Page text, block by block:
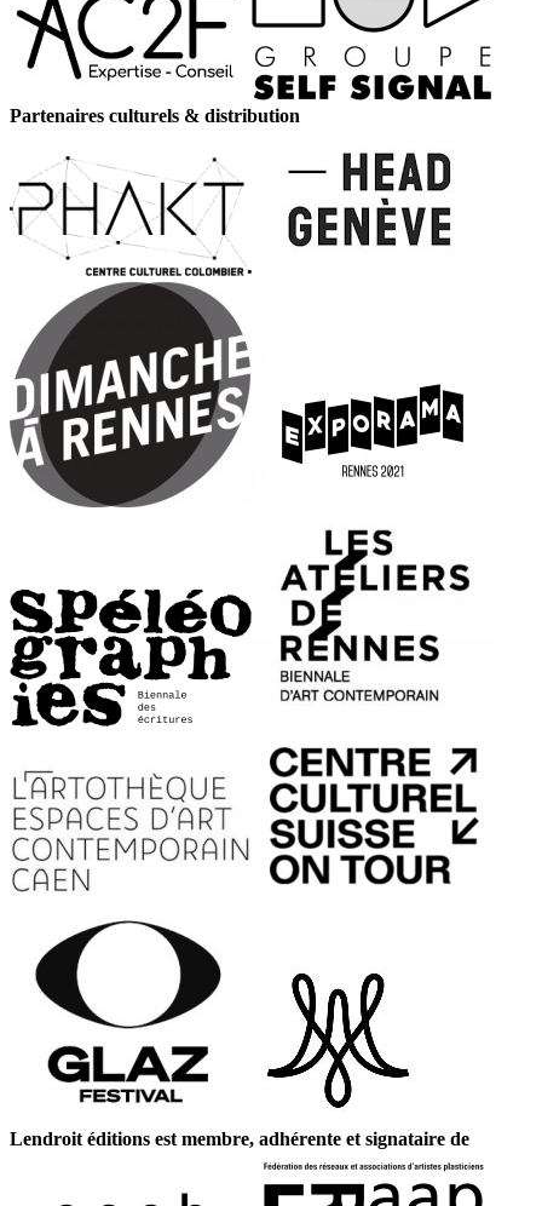
Partenaires culturels & distribution
Lendroit éditions est membre, adhérente et signataire de